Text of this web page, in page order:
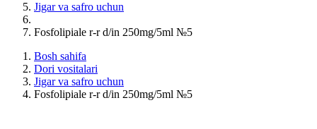
Jigar va safro uchun
Fosfolipiale r-r d/in 250mg/5ml №5
Bosh sahifa
Dori vositalari
Jigar va safro uchun
Fosfolipiale r-r d/in 250mg/5ml №5